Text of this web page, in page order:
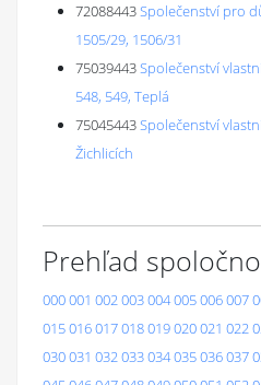
72088443Společenství pro
1505/29, 1506/31
75039443Společenství
548, 549, Teplá
75045443Společenství
Žichlicích
Prehľad
000001 002003004005006007
015016017018019020021 022
030031 032033034035036037